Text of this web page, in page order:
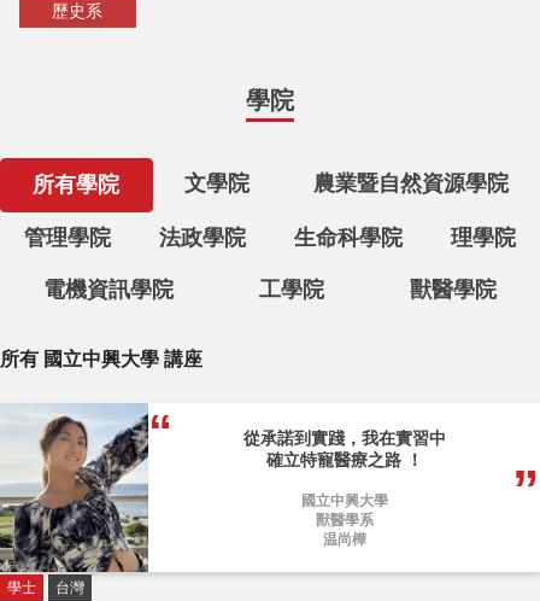
歷史系
學院
所有學院 文學院 農業暨自然資源學院
管理學院 法政學院 生命科學院 理學院
電機資訊學院 工學院 獸醫學院
所有 國立中興大學 講座
從承諾到實踐，我在實習中
確立特寵醫療之路 ！
國立中興大學
獸醫學系
温尚樺
學士 台灣